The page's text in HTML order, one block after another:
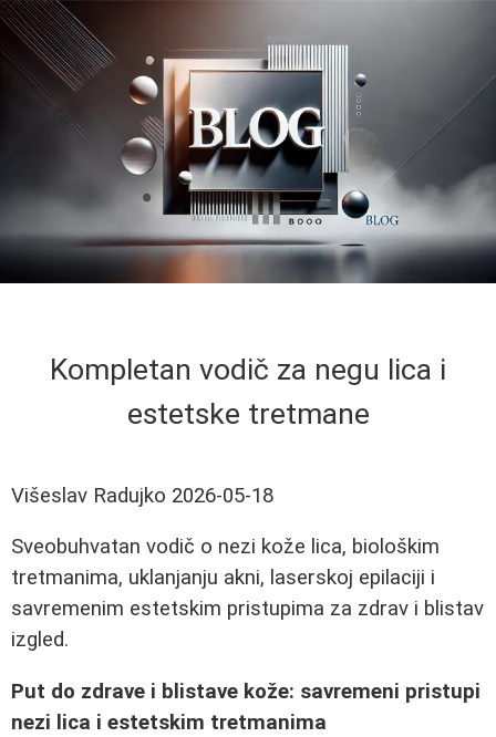
Kompletan vodič za negu lica i
estetske tretmane
Višeslav Radujko 2026-05-18
Sveobuhvatan vodič o nezi kože lica, biološkim
tretmanima, uklanjanju akni, laserskoj epilaciji i
savremenim estetskim pristupima za zdrav i blistav
izgled.
Put do zdrave i blistave kože: savremeni pristupi
nezi lica i estetskim tretmanima